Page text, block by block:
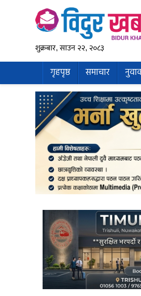
शुक्रबार, साउन २२, २०८३
गृहपृष्ठ समाचार